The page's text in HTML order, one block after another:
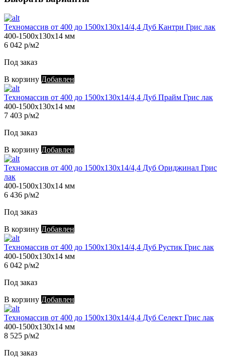
Техномассив от 400 до 1500х130х14/4,4 Дуб Кантри Грис лак
400-1500х130х14 мм
6 042 р/м2
Под заказ
В корзину Добавлен
Техномассив от 400 до 1500х130х14/4,4 Дуб Прайм Грис лак
400-1500х130х14 мм
7 403 р/м2
Под заказ
В корзину Добавлен
Техномассив от 400 до 1500х130х14/4,4 Дуб Ориджинал Грис
лак
400-1500х130х14 мм
6 436 р/м2
Под заказ
В корзину Добавлен
Техномассив от 400 до 1500х130х14/4,4 Дуб Рустик Грис лак
400-1500х130х14 мм
6 042 р/м2
Под заказ
В корзину Добавлен
Техномассив от 400 до 1500х130х14/4,4 Дуб Селект Грис лак
400-1500х130х14 мм
8 525 р/м2
Под заказ